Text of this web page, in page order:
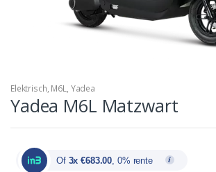
Elektrisch, M6L, Yadea
Yadea M6L Matzwart
Of 3x €683.00 , 0% rente